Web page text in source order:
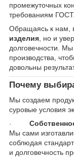
промежуточных
требованиям ГОСТ.
Обращаясь к нам,
изделия , но и
долговечности.
производства,
довольны
Почему
Мы создаем
суровые условия
·
Мы сами
соблюдая
и долговечность